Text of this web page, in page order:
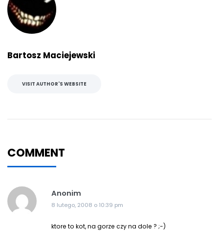
Bartosz Maciejewski
VISIT AUTHOR'S WEBSITE
COMMENT
Anonim
8 lutego, 2008 o 10:39 pm
ktore to kot, na gorze czy na dole ? ;-)